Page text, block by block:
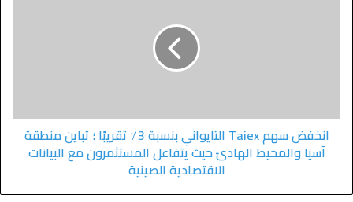
انخفض سهم Taiex التايواني بنسبة 3٪ تقريبًا ؛ تباين منطقة
آسيا والمحيط الهادئ حيث يتفاعل المستثمرون مع البيانات
الاقتصادية الصينية